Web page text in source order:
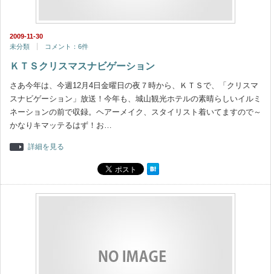
2009-11-30
未分類
コメント：6件
ＫＴＳクリスマスナビゲーション
さあ今年は、今週12月4日金曜日の夜７時から、ＫＴＳで、「クリスマ
スナビゲーション」放送！今年も、城山観光ホテルの素晴らしいイルミ
ネーションの前で収録。ヘアーメイク、スタイリスト着いてますので～
かなりキマッテるはず！お…
詳細を見る